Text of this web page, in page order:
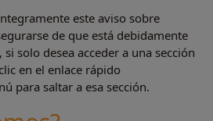
este aviso sobre
de que está debidamente
solo desea acceder a una sección
en el enlace rápido
para saltar a esa sección.